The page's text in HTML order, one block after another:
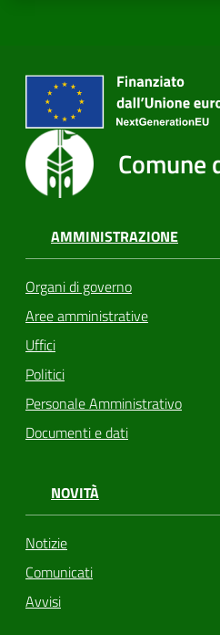
Tutti
gli
argomenti
Seguici
su
Comune
AMMINISTRAZIONE
Organi di governo
Aree amministrative
Uffici
Politici
Personale Amministrativo
Documenti e dati
NOVITÀ
Notizie
Comunicati
Avvisi